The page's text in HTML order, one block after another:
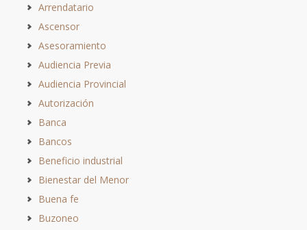
Arrendatario
Ascensor
Asesoramiento
Audiencia Previa
Audiencia Provincial
Autorización
Banca
Bancos
Beneficio industrial
Bienestar del Menor
Buena fe
Buzoneo